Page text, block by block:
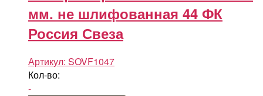
мм. не шлифованная 44 ФК
Россия Свеза
Артикул: SOVF1047
Кол-во:
-